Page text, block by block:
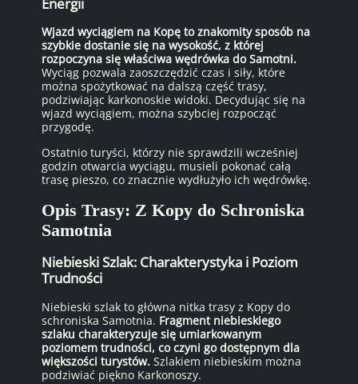
Wjazd wyciągiem na Kopę to znakomity sposób na
szybkie dostanie się na wysokość, z której
rozpoczyna się właściwa wędrówka do Samotni.
Wyciąg pozwala zaoszczędzić czas i siły, które
można spożytkować na dalszą część trasy,
podziwiając karkonoskie widoki. Decydując się na
wjazd wyciągiem, można szybciej rozpocząć
przygodę.
Ostatnio turyści, którzy nie sprawdzili wcześniej
godzin otwarcia wyciągu, musieli pokonać całą
trasę pieszo, co znacznie wydłużyło ich wędrówkę.
Opis Trasy: Z Kopy do Schroniska
Samotnia
Niebieski Szlak: Charakterystyka i Poziom
Trudności
Niebieski szlak to główna nitka trasy z Kopy do
schroniska Samotnia. Fragment niebieskiego
szlaku charakteryzuje się umiarkowanym
poziomem trudności, co czyni go dostępnym dla
większości turystów. Szlakiem niebieskim można
podziwiać piękno Karkonoszy.